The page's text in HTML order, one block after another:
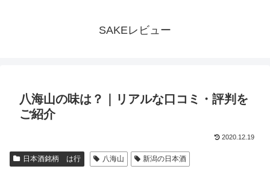
SAKEレビュー
八海山の味は？｜リアルな口コミ・評判を
ご紹介
2020.12.19
日本酒銘柄 は行 八海山 新潟の日本酒